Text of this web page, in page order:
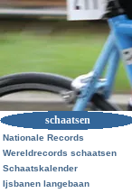
schaatsen
Nationale Records
Wereldrecords schaatsen
Schaatskalender
Ijsbanen langebaan